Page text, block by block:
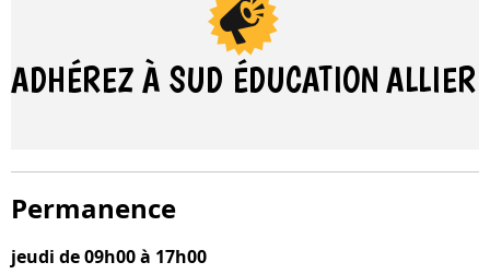
ADHÉREZ À SUD ÉDUCATION ALLIER
Permanence
jeudi de 09h00 à 17h00